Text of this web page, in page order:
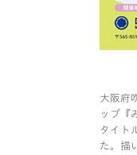
大阪府
ップ『
タイト
た。描